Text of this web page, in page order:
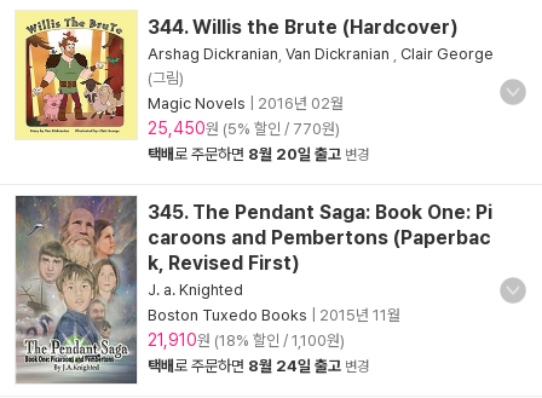
344. Willis the Brute (Hardcover)
Arshag Dickranian Van Dickranian
Clair George
(그림)
Magic Novels
2016년 02월
25,450원 (5% 할인 / 770원)
택배로 주문하면 8월 20일 출고 변경
345. The Pendant Saga: Book One: Pi
caroons and Pembertons (Paperbac
k, Revised First)
J. a. Knighted
Boston Tuxedo Books
2015년 11월
21,910원 (18% 할인 / 1,100원)
택배로 주문하면 8월 24일 출고 변경